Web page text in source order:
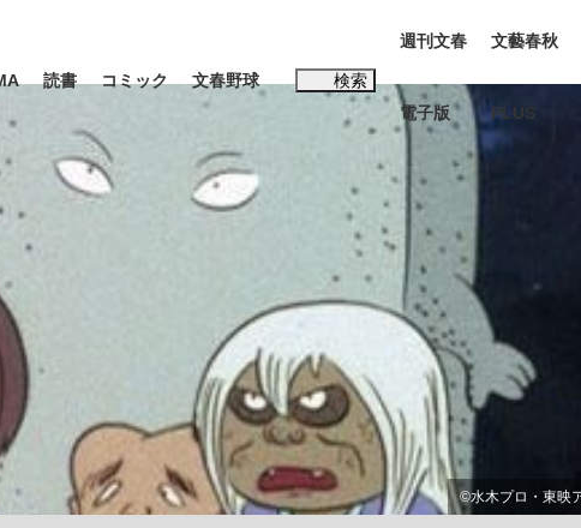
インタビュー
…」本田圭佑が初めて明かした日本代表監督に...
れのK-POPアイドルたち
読書 コミック 文春野球 検索
紀
週刊文春
電子版
文藝春秋
PLUS